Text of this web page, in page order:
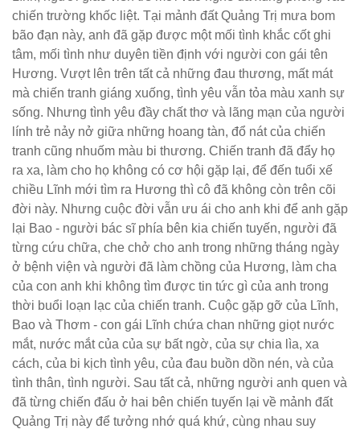
chiến trường khốc liệt. Tại mảnh đất Quảng Trị mưa bom
bão đạn này, anh đã gặp được một mối tình khắc cốt ghi
tâm, mối tình như duyên tiền định với người con gái tên
Hương. Vượt lên trên tất cả những đau thương, mất mát
mà chiến tranh giáng xuống, tình yêu vẫn tỏa màu xanh sự
sống. Nhưng tình yêu đầy chất thơ và lãng mạn của người
lính trẻ nảy nở giữa những hoang tàn, đổ nát của chiến
tranh cũng nhuốm màu bi thương. Chiến tranh đã đẩy họ
ra xa, làm cho họ không có cơ hội gặp lại, để đến tuổi xế
chiều Lĩnh mới tìm ra Hương thì cô đã không còn trên cõi
đời này. Nhưng cuộc đời vẫn ưu ái cho anh khi để anh gặp
lại Bao - người bác sĩ phía bên kia chiến tuyến, người đã
từng cứu chữa, che chở cho anh trong những tháng ngày
ở bệnh viện và người đã làm chồng của Hương, làm cha
của con anh khi không tìm được tin tức gì của anh trong
thời buổi loạn lạc của chiến tranh. Cuộc gặp gỡ của Lĩnh,
Bao và Thơm - con gái Lĩnh chứa chan những giọt nước
mắt, nước mắt của của sự bất ngờ, của sự chia lìa, xa
cách, của bi kịch tình yêu, của đau buồn dồn nén, và của
tình thân, tình người. Sau tất cả, những người anh quen và
đã từng chiến đấu ở hai bên chiến tuyến lại về mảnh đất
Quảng Trị này để tưởng nhớ quá khứ, cùng nhau suy